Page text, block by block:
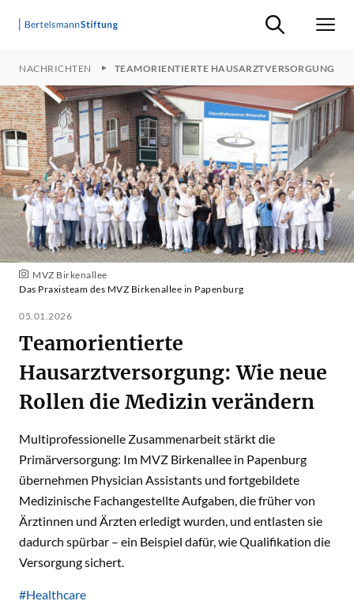
Suche ein-/
TEAMORIENTIERTE HAUSARZTVERSORGUNG
MVZ Birkenallee
Das Praxisteam des MVZ Birkenallee in Papenburg
05.01.2026
Teamorientierte
Hausarztversorgung: Wie neue
Rollen die Medizin verändern
Multiprofessionelle Zusammenarbeit stärkt die
Primärversorgung: Im MVZ Birkenallee in Papenburg
übernehmen Physician Assistants und fortgebildete
Medizinische Fachangestellte Aufgaben, die früher von
Ärztinnen und Ärzten erledigt wurden, und entlasten sie
dadurch spürbar – ein Beispiel dafür, wie Qualifikation die
Versorgung sichert.
#Healthcare